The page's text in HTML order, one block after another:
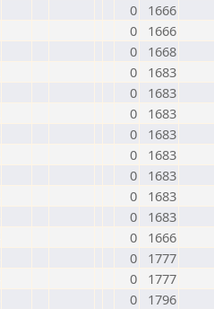
0
1666
0
1666
0
1668
0
1683
0
1683
0
1683
0
1683
0
1683
0
1683
0
1683
0
1683
0
1666
0
1777
0
1777
0
1796